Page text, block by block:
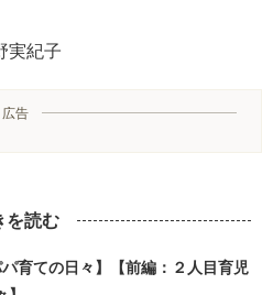
実紀子
広告
を読む
パ育ての日々】【前編：２人目育児